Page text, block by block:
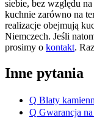
siebie, bez względu
kuchnie zarówno na
realizacje obejmują
Niemczech. Jeśli
prosimy o kontakt.
Inne pytania
Q Blaty
Q Gwarancja